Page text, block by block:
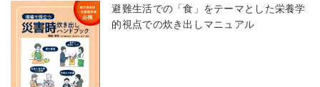
避難生活での「食」をテーマとした栄養学
的視点での炊き出しマニュアル